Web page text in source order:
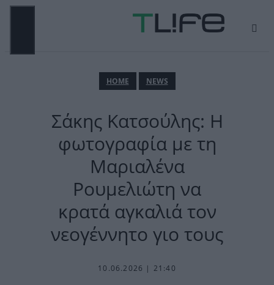
Μετάβαση
ΗΟΜΕ NEWS
Σάκης Κατσούλης: Η
φωτογραφία με τη
Μαριαλένα
Ρουμελιώτη να
κρατά αγκαλιά τον
νεογέννητο γιο τους
10.06.2026 | 21:40